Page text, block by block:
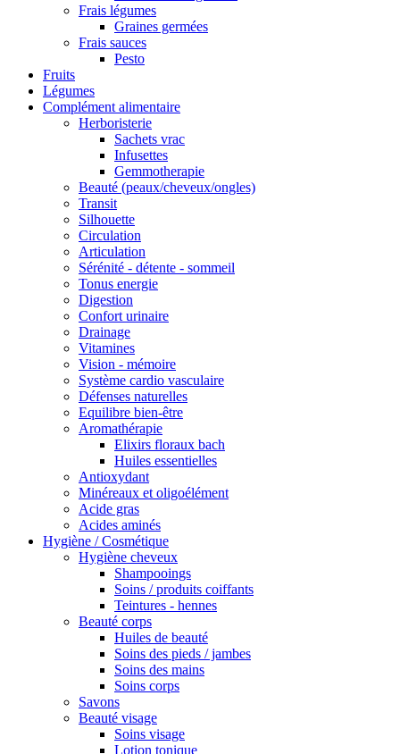
Frais légumes
Graines germées
Frais sauces
Pesto
Fruits
Légumes
Complément alimentaire
Herboristerie
Sachets vrac
Infusettes
Gemmotherapie
Beauté (peaux/cheveux/ongles)
Transit
Silhouette
Circulation
Articulation
Sérénité - détente - sommeil
Tonus energie
Digestion
Confort urinaire
Drainage
Vitamines
Vision - mémoire
Système cardio vasculaire
Défenses naturelles
Equilibre bien-être
Aromathérapie
Elixirs floraux bach
Huiles essentielles
Antioxydant
Minéreaux et oligoélément
Acide gras
Acides aminés
Hygiène / Cosmétique
Hygiène cheveux
Shampooings
Soins / produits coiffants
Teintures - hennes
Beauté corps
Huiles de beauté
Soins des pieds / jambes
Soins des mains
Soins corps
Savons
Beauté visage
Soins visage
Lotion tonique